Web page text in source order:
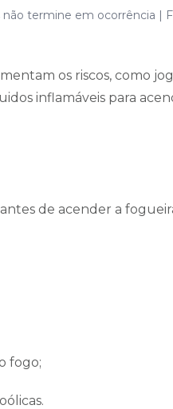
termine em ocorrência |
os riscos, como
inflamáveis para
de acender a
fogo;